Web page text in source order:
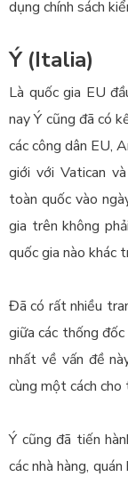
dụng chính sách
Ý (Italia)
Là quốc gia EU
nay Ý cũng đã có
các công dân EU,
giới với Vatican
toàn quốc vào
gia trên không
quốc gia nào khác
Đã có rất nhiều
giữa các thống
nhất về vấn đề
cùng một cách cho
Ý cũng đã tiến
các nhà hàng,